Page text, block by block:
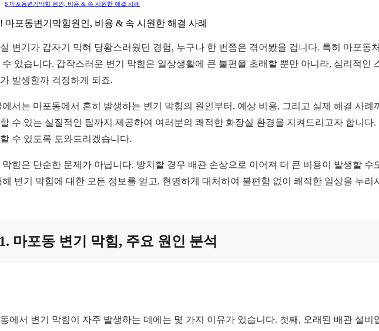
8 마포동변기막힘 원인, 비용 & 속 시원한 해결 사례
마포동변기막힘원인, 비용 & 속 시원한 해결 사례
변기가 갑자기 막혀 당황스러웠던 경험, 누구나 한 번쯤은 겪어봤을 겁니다. 특히 마포
수 있습니다. 갑작스러운 변기 막힘은 일상생활에 큰 불편을 초래할 뿐만 아니라, 심리적
발생할까 걱정하게 되죠.
에서는 마포동에서 흔히 발생하는 변기 막힘의 원인부터, 예상 비용, 그리고 실제 해결 사
수 있는 실질적인 팁까지 제공하여 여러분의 쾌적한 화장실 환경을 지켜드리고자 합니
수 있도록 도와드리겠습니다.
막힘은 단순한 문제가 아닙니다. 방치할 경우 배관 손상으로 이어져 더 큰 비용이 발생할
해 변기 막힘에 대한 모든 정보를 얻고, 현명하게 대처하여 불편함 없이 쾌적한 일상을 누
마포동 변기 막힘, 주요 원인 분석
에서 변기 막힘이 자주 발생하는 데에는 몇 가지 이유가 있습니다. 첫째, 오래된 배관 설